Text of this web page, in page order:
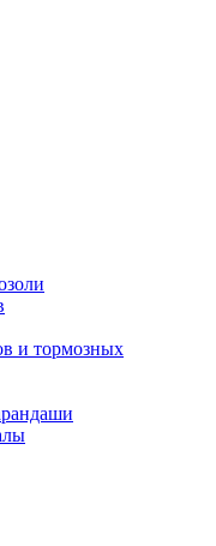
и тормозных